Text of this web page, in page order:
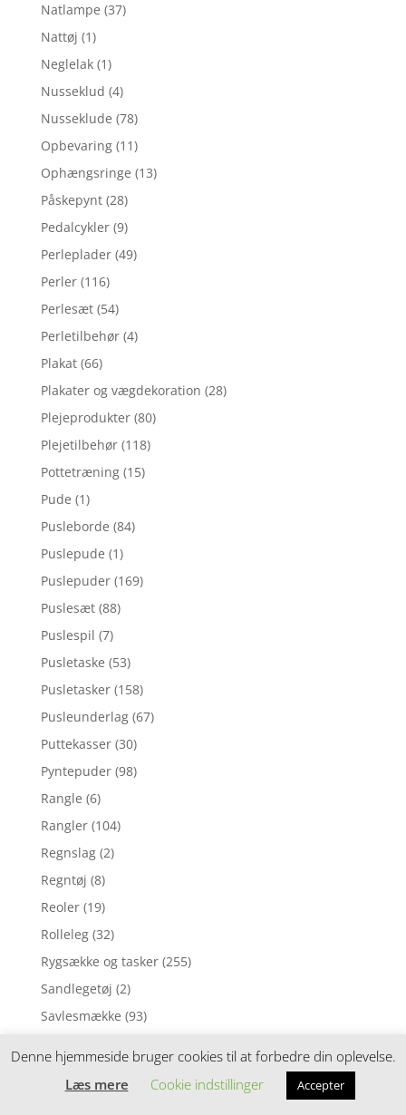
Natlampe (37)
Nattøj (1)
Neglelak (1)
Nusseklud (4)
Nusseklude (78)
Opbevaring (11)
Ophængsringe (13)
Påskepynt (28)
Pedalcykler (9)
Perleplader (49)
Perler (116)
Perlesæt (54)
Perletilbehør (4)
Plakat (66)
Plakater og vægdekoration (28)
Plejeprodukter (80)
Plejetilbehør (118)
Pottetræning (15)
Pude (1)
Pusleborde (84)
Puslepude (1)
Puslepuder (169)
Puslesæt (88)
Puslespil (7)
Pusletaske (53)
Pusletasker (158)
Pusleunderlag (67)
Puttekasser (30)
Pyntepuder (98)
Rangle (6)
Rangler (104)
Regnslag (2)
Regntøj (8)
Reoler (19)
Rolleleg (32)
Rygsække og tasker (255)
Sandlegetøj (2)
Savlesmække (93)
Sengehimler
Sengehimmel (6)
Denne hjemmeside bruger cookies til at forbedre din oplevelse.
Læs mere
Cookie indstillinger Accepter